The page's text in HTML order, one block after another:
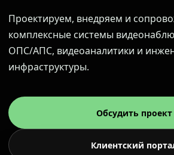
Проектируем, внедряем и
комплексные системы
ОПС/АПС, видеоаналитики и
инфраструктуры.
Обсудить проект
Клиентский